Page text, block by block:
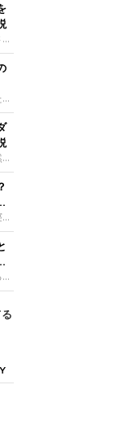
り
が
持
歩
な
に
る
は
要
間